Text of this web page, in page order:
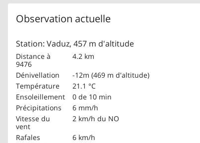
Observation actuelle
Station: Vaduz, 457 m d'altitude
Distance à
9476
4.2 km
Dénivellation
-12m (469 m d'altitude)
Température
21.1 °C
Ensoleillement
0 de 10 min
Précipitations
6 mm/h
Vitesse du
vent
2 km/h du NO
Rafales
6 km/h